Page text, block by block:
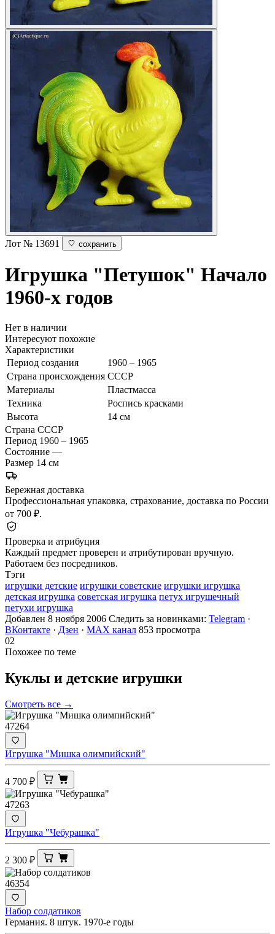
Лот № 13691 сохранить
Игрушка "Петушок" Начало
1960-х годов
Нет в наличии
Интересуют похожие
Характеристики
Период создания
1960 – 1965
Страна происхождения СССР
Материалы
Пластмасса
Техника
Роспись красками
Высота
14 см
Страна СССР
Период 1960 – 1965
Состояние —
Размер 14 см
Бережная доставка
Профессиональная упаковка, страхование, доставка по России
от 700 ₽.
Проверка и атрибуция
Каждый предмет проверен и атрибутирован вручную.
Работаем без посредников.
Тэги
игрушки детские игрушки советские игрушки игрушка
детская игрушка советская игрушка петух игрушечный
петухи игрушка
Добавлен 8 ноября 2006 Следить за новинками: Telegram ·
ВКонтакте · Дзен · MAX канал 853 просмотра
02
Похожее по теме
Куклы и детские игрушки
Смотреть все →
47264
Игрушка "Мишка олимпийский"
4 700 ₽
47263
Игрушка "Чебурашка"
2 300 ₽
46354
Набор солдатиков
Германия. 8 штук. 1970-е годы